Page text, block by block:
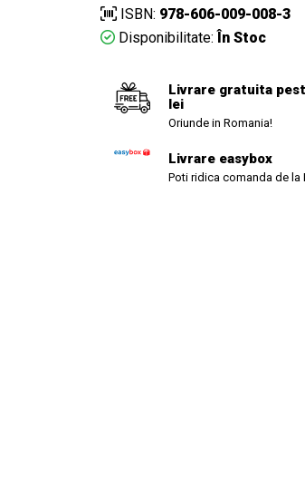
ISBN: 978-606-009-008-3
Disponibilitate: În Stoc
Livrare gratuita
lei
Oriunde in Romania!
Livrare easybox
Poti ridica comanda de la